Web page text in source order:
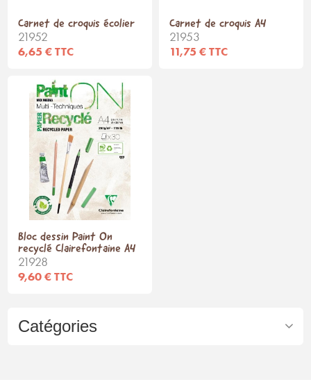
Catégories
Carnet de croquis écolier
21952
6,65 € TTC
Carnet de croquis A4
21953
11,75 € TTC
Bloc dessin Paint On
recyclé Clairefontaine A4
21928
9,60 € TTC